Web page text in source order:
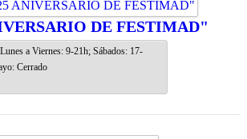
DE FESTIMAD"
a Viernes: 9-21h; Sábados: 17-
Cerrado